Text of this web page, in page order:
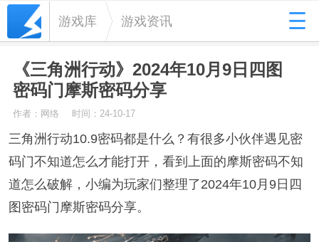
游戏库 游戏资讯
《三角洲行动》2024年10月9日四图
密码门摩斯密码分享
作者：网络 时间：24-10-17
三角洲行动10.9密码都是什么？有很多小伙伴遇见密
码门不知道怎么才能打开，看到上面的摩斯密码不知
道怎么破解，小编为玩家们整理了2024年10月9日四
图密码门摩斯密码分享。